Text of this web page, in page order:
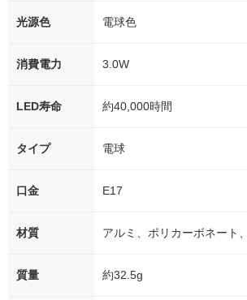
光源色 電球色
消費電力 3.0W
LED寿命 約40,000時間
タイプ 電球
口金 E17
材質 アルミ、ポリカーボネート
質量 約32.5g